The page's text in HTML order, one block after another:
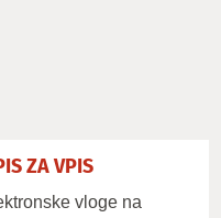
ZA VPIS
vloge na